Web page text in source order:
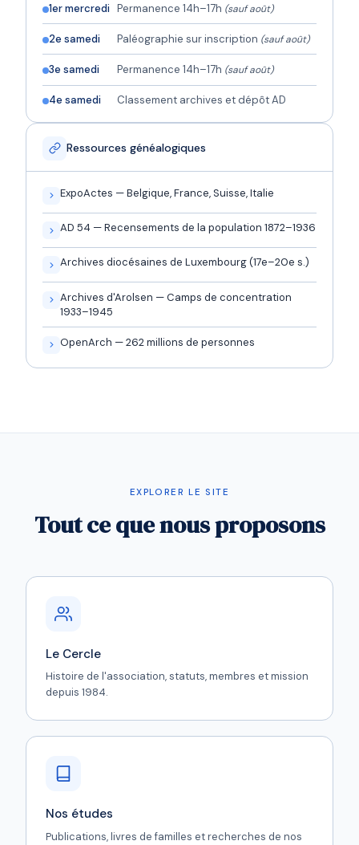
1er mercredi Permanence 14h–17h (sauf août)
2e samedi Paléographie sur inscription (sauf août)
3e samedi Permanence 14h–17h (sauf août)
4e samedi Classement archives et dépôt AD
Ressources généalogiques
ExpoActes — Belgique, France, Suisse, Italie
AD 54 — Recensements de la population 1872–1936
Archives diocésaines de Luxembourg (17e–20e s.)
Archives d'Arolsen — Camps de concentration
1933–1945
OpenArch — 262 millions de personnes
EXPLORER LE SITE
Tout ce que nous proposons
Le Cercle
Histoire de l'association, statuts, membres et mission
depuis 1984.
Nos études
Publications, livres de familles et recherches de nos